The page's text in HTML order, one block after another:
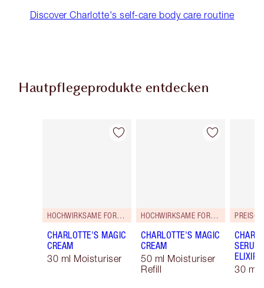
Discover Charlotte's self-care body care routine
Hautpflegeprodukte entdecken
Artikel 1 von 114
HOCHWIRKSAME FORMEL!
CHARLOTTE'S MAGIC
CREAM
30 ml Moisturiser
Artikel 2 von 114
HOCHWIRKSAME FORMEL!
CHARLOTTE'S MAGIC
CREAM
50 ml Moisturiser
Refill
SERUM
ELIXIR
30 ml